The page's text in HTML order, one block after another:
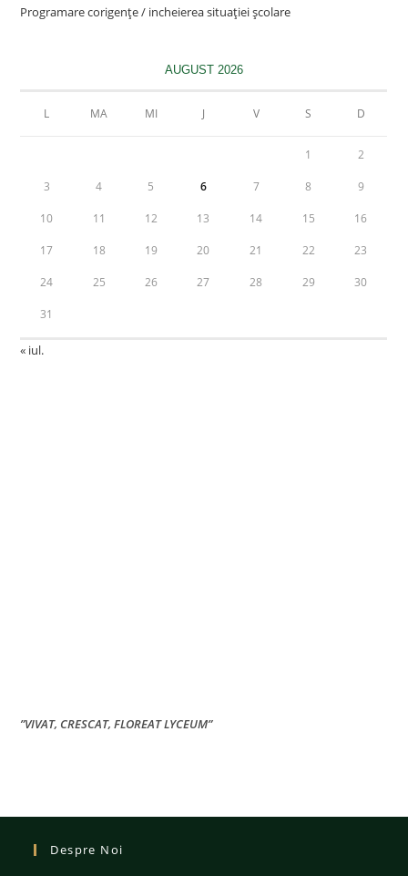
Programare corigențe / incheierea situației școlare
AUGUST 2026
L MA MI J V S D
1 2
3 4 5 6 7 8 9
10 11 12 13 14 15 16
17 18 19 20 21 22 23
24 25 26 27 28 29 30
31
« iul.
”VIVAT, CRESCAT, FLOREAT LYCEUM”
Despre Noi